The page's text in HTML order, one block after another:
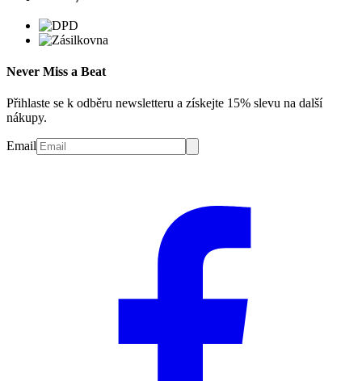
Never Miss a Beat
Přihlaste se k odběru newsletteru a získejte 15% slevu na další
nákupy.
Email